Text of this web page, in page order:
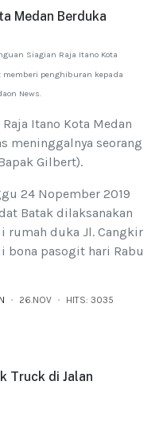
Medan Berduka
Siagian Raja Itano Kota
penghiburan kepada
News.
Itano Kota Medan
meninggalnya seorang
Gilbert).
24 Nopember 2019
Batak dilaksanakan
rumah duka Jl. Cangkir
bona pasogit hari Rabu
26.NOV HITS: 3035
Truck di Jalan